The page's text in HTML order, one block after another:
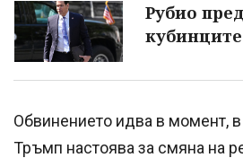
Рубио
Обвинението идва в момент,
Тръмп настоява за смяна на